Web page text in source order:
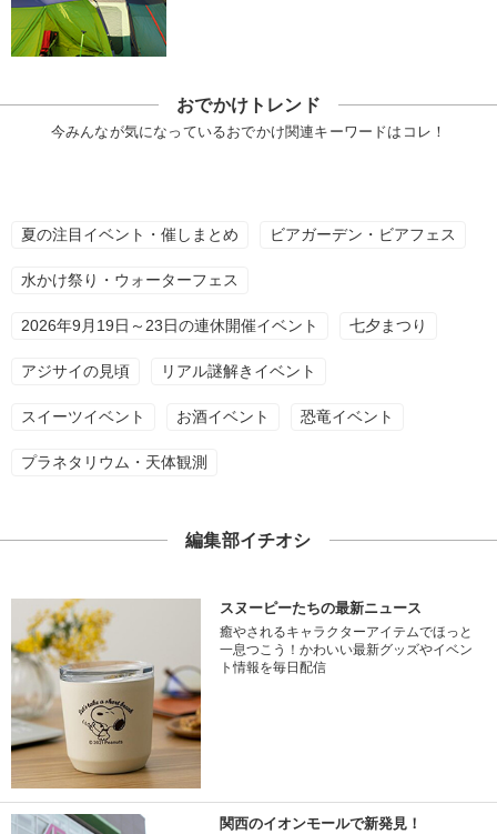
おでかけトレンド
今みんなが気になっているおでかけ関連キーワードはコレ！
夏の注目イベント・催しまとめ ビアガーデン・ビアフェス
水かけ祭り・ウォーターフェス
2026年9月19日～23日の連休開催イベント 七夕まつり
アジサイの見頃 リアル謎解きイベント
スイーツイベント お酒イベント 恐竜イベント
プラネタリウム・天体観測
編集部イチオシ
スヌーピーたちの最新ニュース
癒やされるキャラクターアイテムでほっと
一息つこう！かわいい最新グッズやイベン
ト情報を毎日配信
関西のイオンモールで新発見！